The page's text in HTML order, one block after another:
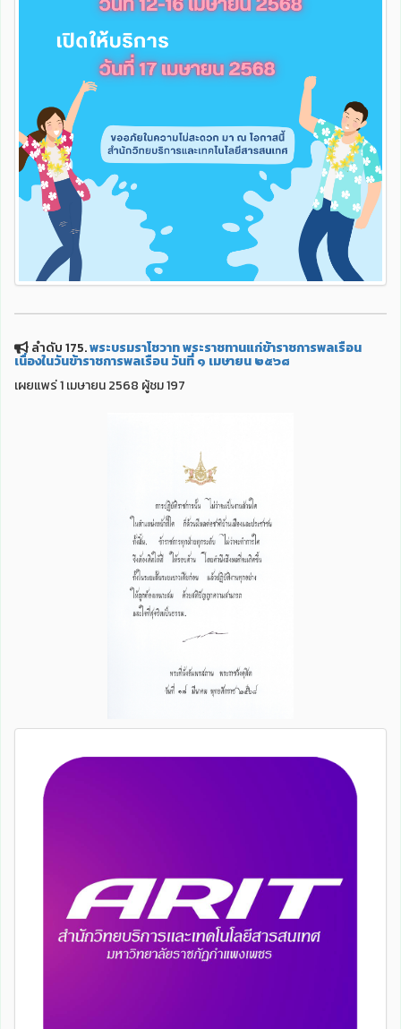
ลำดับ 175.พระบรมราโชวาท พระราชทานแก่ข้าราชการพลเรือน
เนื่องในวันข้าราชการพลเรือน วันที่ ๑ เมษายน ๒๕๖๘
เผยแพร่ 1 เมษายน 2568 ผู้ชม 197